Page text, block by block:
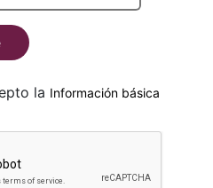
He leido y acepto la Información básica